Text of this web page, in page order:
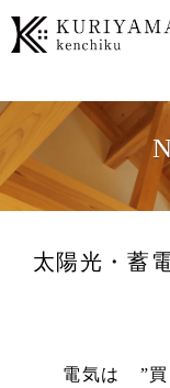
太陽光・蓄
電気は ”